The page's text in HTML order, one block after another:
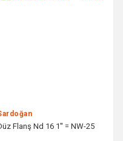
Flanş Nd 16 1'' = NW-25